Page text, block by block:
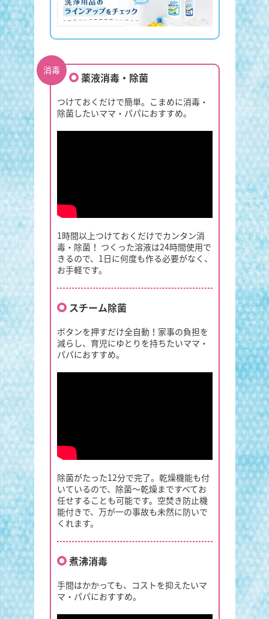
消毒
薬液消毒・除菌
つけておくだけで簡単。こまめに消毒・
除菌したいママ・パパにおすすめ。
1時間以上つけておくだけでカンタン消
毒・除菌！ つくった溶液は24時間使用で
きるので、1日に何度も作る必要がなく、
お手軽です。
スチーム除菌
ボタンを押すだけ全自動！家事の負担を
減らし、育児にゆとりを持ちたいママ・
パパにおすすめ。
除菌がたった12分で完了。乾燥機能も付
いているので、除菌～乾燥まですべてお
任せすることも可能です。空焚き防止機
能付きで、万が一の事故も未然に防いで
くれます。
煮沸消毒
手間はかかっても、コストを抑えたいマ
マ・パパにおすすめ。